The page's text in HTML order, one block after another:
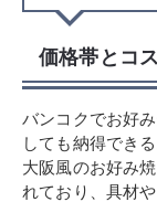
価格帯とコ
バンコクでお好
しても納得でき
大阪風のお好み
れており、具材